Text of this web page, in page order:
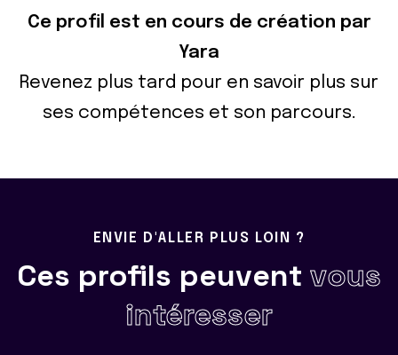
Ce profil est en cours de création par
Yara
Revenez plus tard pour en savoir plus sur
ses compétences et son parcours.
ENVIE D'ALLER PLUS LOIN ?
Ces profils peuvent vous
intéresser